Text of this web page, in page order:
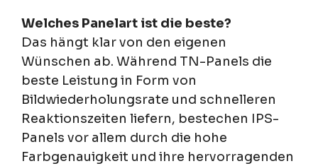
Welches Panelart ist die beste?
Das hängt klar von den eigenen
Wünschen ab. Während TN-Panels die
beste Leistung in Form von
Bildwiederholungsrate und schnelleren
Reaktionszeiten liefern, bestechen IPS-
Panels vor allem durch die hohe
Farbgenauigkeit und ihre hervorragenden